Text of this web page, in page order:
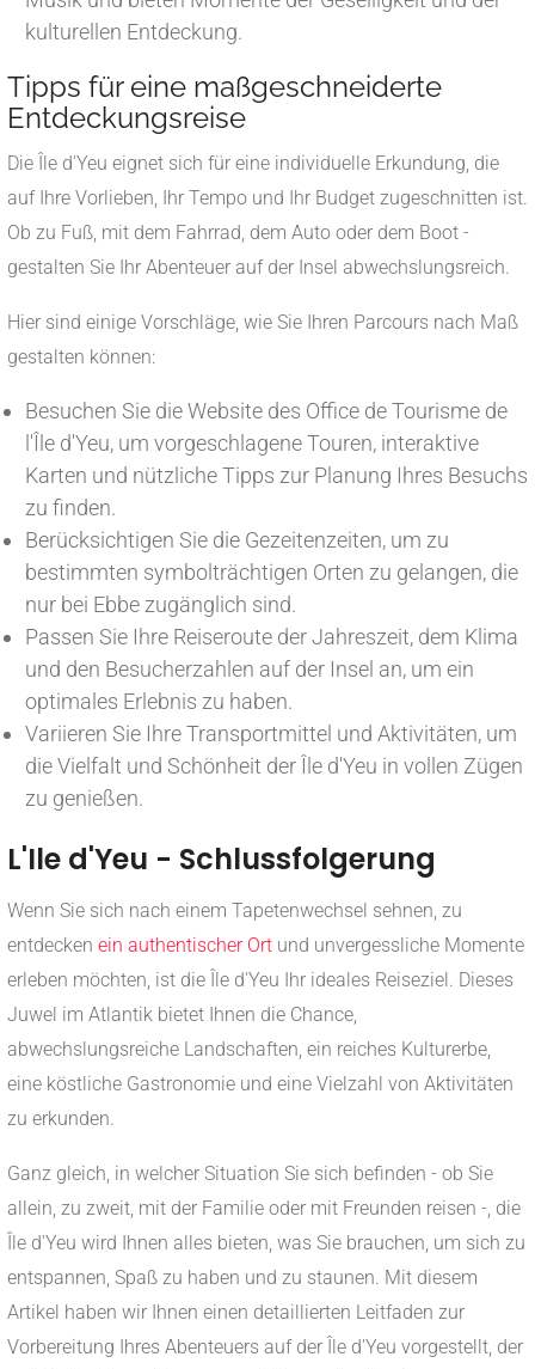
kulturellen Entdeckung.
Tipps für eine maßgeschneiderte
Entdeckungsreise
Die Île d'Yeu eignet sich für eine individuelle Erkundung, die
auf Ihre Vorlieben, Ihr Tempo und Ihr Budget zugeschnitten ist.
Ob zu Fuß, mit dem Fahrrad, dem Auto oder dem Boot -
gestalten Sie Ihr Abenteuer auf der Insel abwechslungsreich.
Hier sind einige Vorschläge, wie Sie Ihren Parcours nach Maß
gestalten können:
Besuchen Sie die Website des Office de Tourisme de
l'Île d'Yeu, um vorgeschlagene Touren, interaktive
Karten und nützliche Tipps zur Planung Ihres Besuchs
zu finden.
Berücksichtigen Sie die Gezeitenzeiten, um zu
bestimmten symbolträchtigen Orten zu gelangen, die
nur bei Ebbe zugänglich sind.
Passen Sie Ihre Reiseroute der Jahreszeit, dem Klima
und den Besucherzahlen auf der Insel an, um ein
optimales Erlebnis zu haben.
Variieren Sie Ihre Transportmittel und Aktivitäten, um
die Vielfalt und Schönheit der Île d'Yeu in vollen Zügen
zu genießen.
L'Ile d'Yeu - Schlussfolgerung
Wenn Sie sich nach einem Tapetenwechsel sehnen, zu
entdecken ein authentischer Ort und unvergessliche Momente
erleben möchten, ist die Île d'Yeu Ihr ideales Reiseziel. Dieses
Juwel im Atlantik bietet Ihnen die Chance,
abwechslungsreiche Landschaften, ein reiches Kulturerbe,
eine köstliche Gastronomie und eine Vielzahl von Aktivitäten
zu erkunden.
Ganz gleich, in welcher Situation Sie sich befinden - ob Sie
allein, zu zweit, mit der Familie oder mit Freunden reisen -, die
Île d'Yeu wird Ihnen alles bieten, was Sie brauchen, um sich zu
entspannen, Spaß zu haben und zu staunen. Mit diesem
Artikel haben wir Ihnen einen detaillierten Leitfaden zur
Vorbereitung Ihres Abenteuers auf der Île d'Yeu vorgestellt, der